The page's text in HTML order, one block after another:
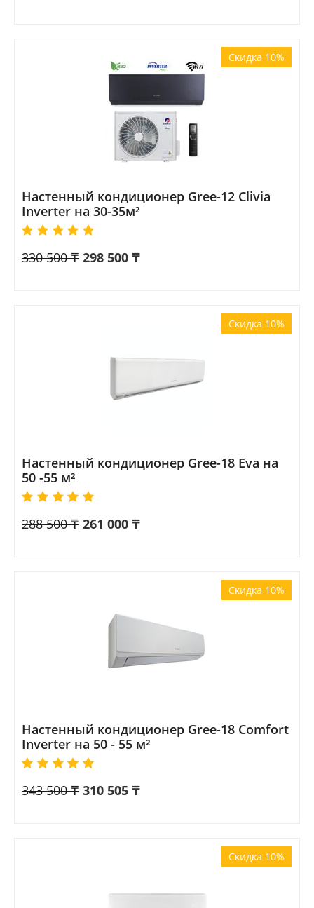
Скидка 10%
Настенный кондиционер Gree-12 Clivia
Inverter на 30-35м²
330 500 ₸ 298 500 ₸
Скидка 10%
Настенный кондиционер Gree-18 Eva на
50 -55 м²
288 500 ₸ 261 000 ₸
Скидка 10%
Настенный кондиционер Gree-18 Comfort
Inverter на 50 - 55 м²
343 500 ₸ 310 505 ₸
Скидка 10%